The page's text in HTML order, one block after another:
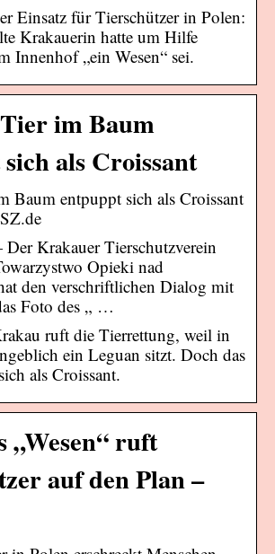
Einsatz für Tierschützer in Polen:
Krakauerin hatte um Hilfe
Innenhof „ein Wesen“ sei.
im Baum
als Croissant
Baum entpuppt sich als Croissant
Krakauer Tierschutzverein
Opieki nad
den verschriftlichen Dialog mit
Foto des „ …
ruft die Tierrettung, weil in
ein Leguan sitzt. Doch das
als Croissant.
„Wesen“ ruft
auf den Plan –